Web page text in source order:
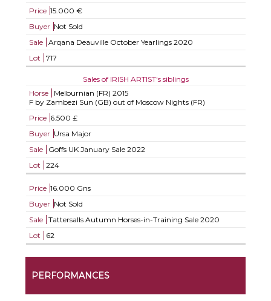
Price 15.000 €
Buyer Not Sold
Sale
Arqana Deauville October Yearlings 2020
Lot
717
Sales of IRISH ARTIST's siblings
Horse
Melburnian (FR) 2015
F by Zambezi Sun (GB) out of Moscow Nights (FR)
Price 6.500 £
Buyer Ursa Major
Sale
Goffs UK January Sale 2022
Lot
224
Price 16.000 Gns
Buyer Not Sold
Sale
Tattersalls Autumn Horses-in-Training Sale 2020
Lot
62
PERFORMANCES